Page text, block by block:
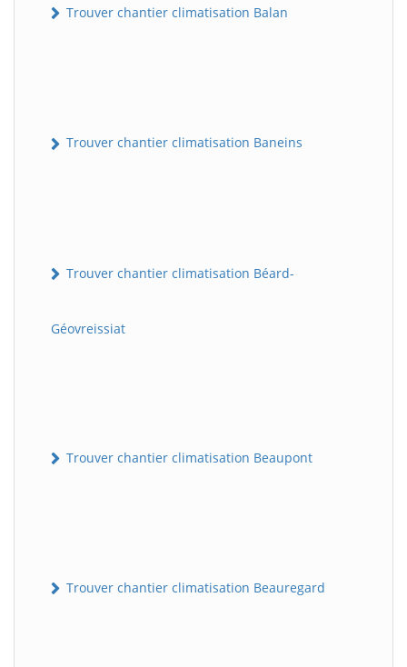
Trouver chantier climatisation Balan
Trouver chantier climatisation Baneins
Trouver chantier climatisation Béard-
Géovreissiat
Trouver chantier climatisation Beaupont
Trouver chantier climatisation Beauregard